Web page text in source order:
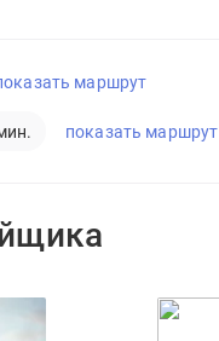
маршрут
показать маршрут